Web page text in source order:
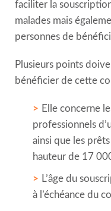
faciliter la
malades mais
personnes de
Plusieurs points
bénéficier de cette
Elle concerne
professionnels
ainsi que les
hauteur de 17
L’âge du
à l’échéance du